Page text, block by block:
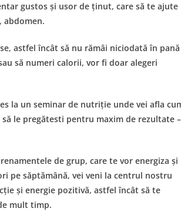
gustos și usor de ținut, care să te ajute
abdomen.
astfel încât să nu rămâi niciodată în pană
să numeri calorii, vor fi doar alegeri
la un seminar de nutriție unde vei afla
le pregătesti pentru maxim de rezultate –
de grup, care te vor energiza și
pe săptămână, vei veni la centrul nostru
și energie pozitivă, astfel încât să te
mult timp.